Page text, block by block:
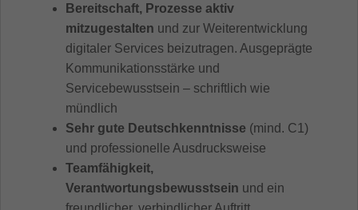
Bereitschaft, Prozesse aktiv
mitzugestalten und zur Weiterentwicklung
digitaler Services beizutragen. Ausgeprägte
Kommunikationsstärke und
Servicebewusstsein – schriftlich wie
mündlich
Sehr gute Deutschkenntnisse (mind. C1)
und professionelle Ausdrucksweise
Teamfähigkeit,
Verantwortungsbewusstsein und ein